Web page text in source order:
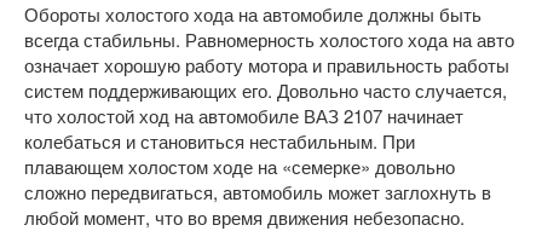
Обороты холостого хода на автомобиле должны быть
всегда стабильны. Равномерность холостого хода на авто
означает хорошую работу мотора и правильность работы
систем поддерживающих его. Довольно часто случается,
что холостой ход на автомобиле ВАЗ 2107 начинает
колебаться и становиться нестабильным. При
плавающем холостом ходе на «семерке» довольно
сложно передвигаться, автомобиль может заглохнуть в
любой момент, что во время движения небезопасно.